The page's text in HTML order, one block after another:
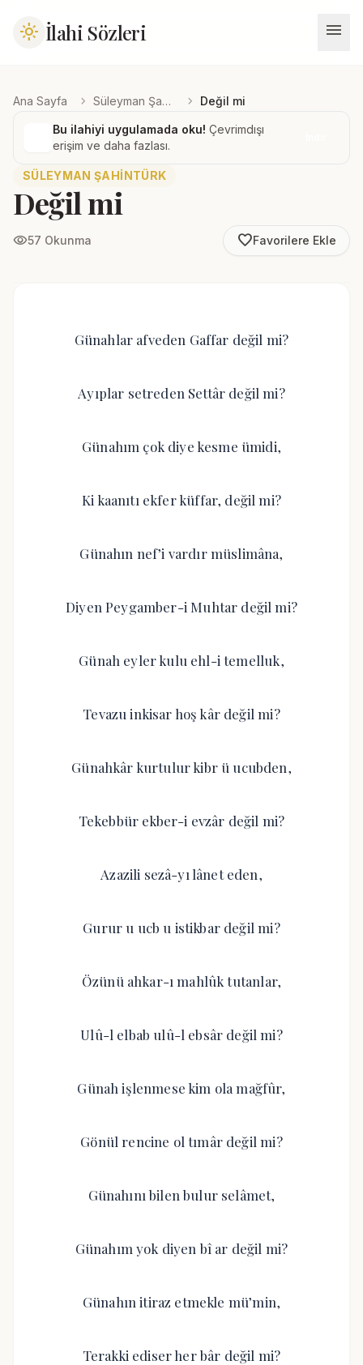
light_mode İlahi Sözleri menu
Ana Sayfa chevron_right Süleyman Şahintürk chevron_right Değil mi
Bu ilahiyi uygulamada oku! Çevrimdışı
erişim ve daha fazlası.
SÜLEYMAN ŞAHINTÜRK
Değil mi
visibility57 Okunma favorite_borderFavorilere Ekle
Günahlar afveden Gaffar değil mi?
Ayıplar setreden Settâr değil mi?
Günahım çok diye kesme ümidi,
Ki kaanıtı ekfer küffar, değil mi?
Günahın nef’i vardır müslimâna,
Diyen Peygamber-i Muhtar değil mi?
Günah eyler kulu ehl-i temelluk,
Tevazu inkisar hoş kâr değil mi?
Günahkâr kurtulur kibr ü ucubden,
Tekebbür ekber-i evzâr değil mi?
Azazili sezâ-yı lânet eden,
Gurur u ucb u istikbar değil mi?
Özünü ahkar-ı mahlûk tutanlar,
Ulû-l elbab ulû-l ebsâr değil mi?
Günah işlenmese kim ola mağfûr,
Gönül rencine ol tımâr değil mi?
Günahını bilen bulur selâmet,
Günahım yok diyen bî ar değil mi?
Günahın itiraz etmekle mü’min,
Terakki ediser her bâr değil mi?